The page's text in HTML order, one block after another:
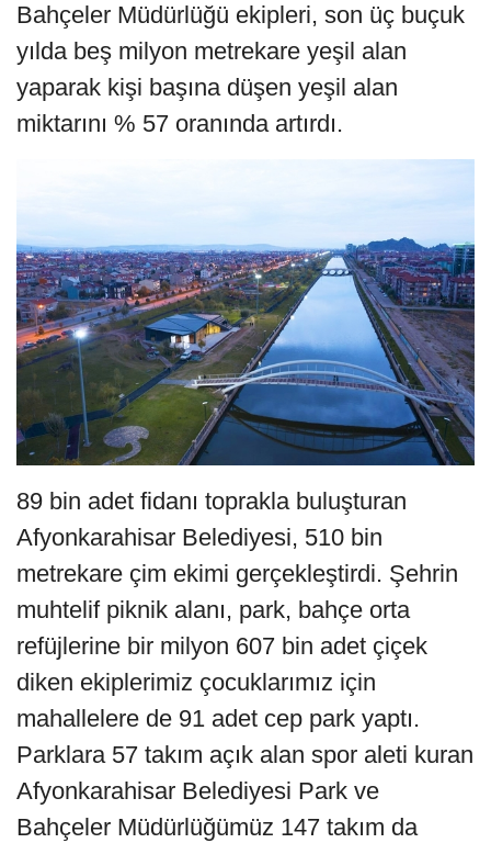
Bahçeler Müdürlüğü ekipleri, son üç buçuk
yılda beş milyon metrekare yeşil alan
yaparak kişi başına düşen yeşil alan
miktarını % 57 oranında artırdı.
89 bin adet fidanı toprakla buluşturan
Afyonkarahisar Belediyesi, 510 bin
metrekare çim ekimi gerçekleştirdi. Şehrin
muhtelif piknik alanı, park, bahçe orta
refüjlerine bir milyon 607 bin adet çiçek
diken ekiplerimiz çocuklarımız için
mahallelere de 91 adet cep park yaptı.
Parklara 57 takım açık alan spor aleti kuran
Afyonkarahisar Belediyesi Park ve
Bahçeler Müdürlüğümüz 147 takım da